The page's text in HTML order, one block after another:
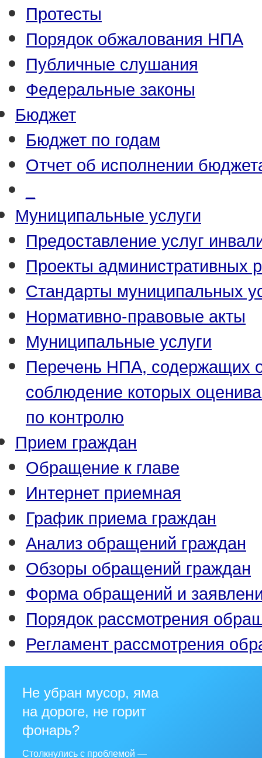
Протесты
Порядок обжалования НПА
Публичные слушания
Федеральные законы
Бюджет
Бюджет по годам
Отчет об исполнении
Муниципальные услуги
Предоставление услуг
Проекты административных
Стандарты муниципальных
Нормативно-правовые акты
Муниципальные услуги
Перечень НПА, содержащих
соблюдение которых
по контролю
Прием граждан
Обращение к главе
Интернет приемная
График приема граждан
Анализ обращений граждан
Обзоры обращений граждан
Форма обращений и
Порядок рассмотрения
Регламент рассмотрения
Не убран мусор, яма
на дороге, не горит
фонарь?
Столкнулись с проблемой —